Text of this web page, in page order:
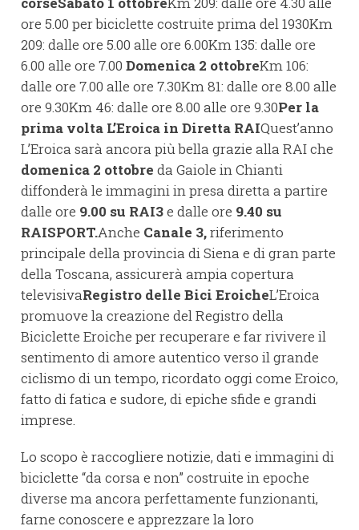
ore 5.00 per biciclette costruite prima del 1930Km
209: dalle ore 5.00 alle ore 6.00Km 135: dalle ore
6.00 alle ore 7.00 Domenica 2 ottobreKm 106:
dalle ore 7.00 alle ore 7.30Km 81: dalle ore 8.00 alle
ore 9.30Km 46: dalle ore 8.00 alle ore 9.30Per la
prima volta L’Eroica in Diretta RAIQuest’anno
L’Eroica sarà ancora più bella grazie alla RAI che
domenica 2 ottobre da Gaiole in Chianti
diffonderà le immagini in presa diretta a partire
dalle ore 9.00 su RAI3e dalle ore 9.40 su
RAISPORT.Anche Canale 3,riferimento
principale della provincia di Siena e di gran parte
della Toscana, assicurerà ampia copertura
televisivaRegistro delle Bici EroicheL’Eroica
promuove la creazione del Registro della
Biciclette Eroiche per recuperare e far rivivere il
sentimento di amore autentico verso il grande
ciclismo di un tempo, ricordato oggi come Eroico,
fatto di fatica e sudore, di epiche sfide e grandi
imprese.
Lo scopo è raccogliere notizie, dati e immagini di
biciclette “da corsa e non” costruite in epoche
diverse ma ancora perfettamente funzionanti,
farne conoscere e apprezzare la loro